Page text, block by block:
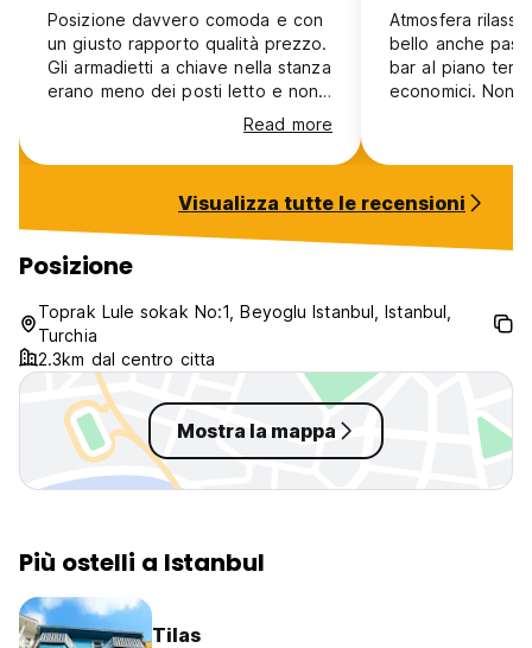
Posizione davvero comoda e con
un giusto rapporto qualità prezzo.
Gli armadietti a chiave nella stanza
erano meno dei posti letto e non
Read more
Atmosfera
bello anche
bar al piano
economici. Non
Visualizza tutte le recensioni
Posizione
Toprak Lule sokak No:1, Beyoglu Istanbul, Istanbul,
Turchia
2.3km dal centro citta
Mostra la mappa
Più ostelli a Istanbul
Tilas